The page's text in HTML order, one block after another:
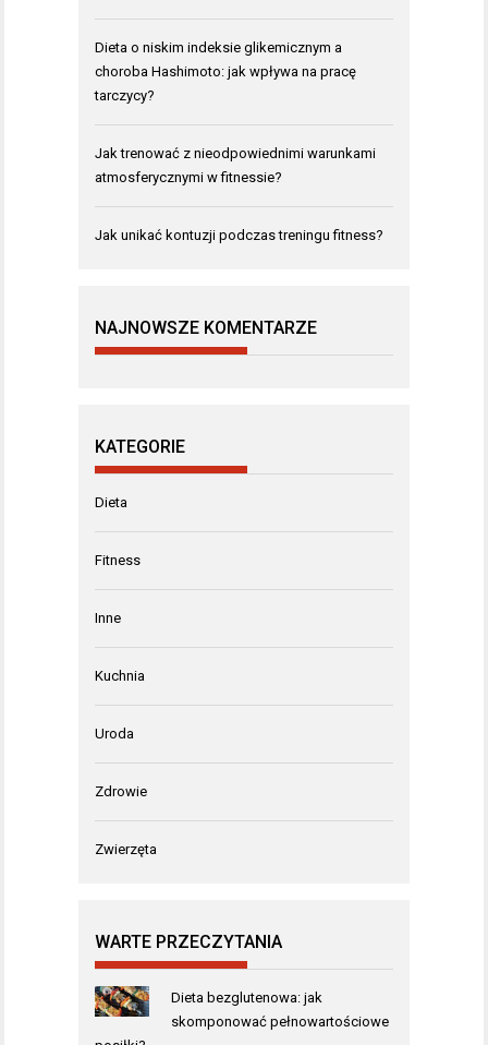
Dieta o niskim indeksie glikemicznym a
choroba Hashimoto: jak wpływa na pracę
tarczycy?
Jak trenować z nieodpowiednimi warunkami
atmosferycznymi w fitnessie?
Jak unikać kontuzji podczas treningu fitness?
NAJNOWSZE KOMENTARZE
KATEGORIE
Dieta
Fitness
Inne
Kuchnia
Uroda
Zdrowie
Zwierzęta
WARTE PRZECZYTANIA
Dieta bezglutenowa: jak
skomponować pełnowartościowe